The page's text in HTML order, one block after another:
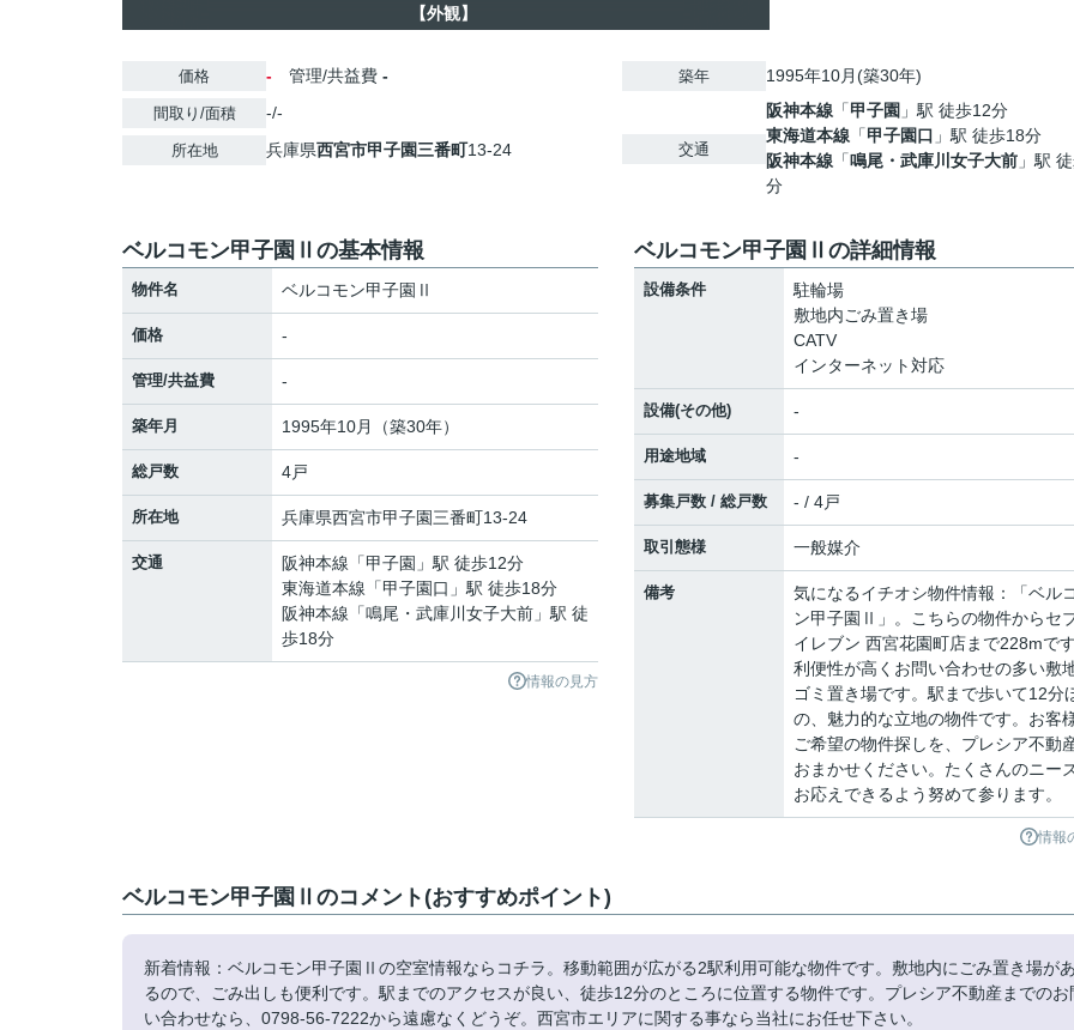
【外観】
価格 - 管理/共益費 -
間取り/面積 -/-
所在地 兵庫県西宮市甲子園三番町13-24
築年 1995年10月(築30年)
交通
阪神本線 「甲子園 」駅 徒歩12分
東海道本線 「甲子園口 」駅 徒歩18分
阪神本線 「鳴尾・武庫川女子大前 」駅
分
ベルコモン甲子園Ⅱの基本情報
物件名 ベルコモン甲子園Ⅱ
価格 -
管理/共益費 -
築年月 1995年10月（築30年）
総戸数 4戸
所在地 兵庫県西宮市甲子園三番町13-24
交通 阪神本線 「甲子園 」駅 徒歩12分
東海道本線 「甲子園口 」駅 徒歩18分
阪神本線 「鳴尾・武庫川女子大前 」駅 徒
歩18分
情報の見方
ベルコモン甲子園Ⅱの詳細情報
設備条件
駐輪場
敷地内ごみ置き場
CATV
インターネット対応
設備(その他) -
用途地域 -
募集戸数 / 総戸数 - / 4戸
取引態様 一般媒介
備考
気になるイチオシ物件情報：「ベル
ン甲子園Ⅱ」。こちらの物件からセ
イレブン 西宮花園町店まで228mです
利便性が高くお問い合わせの多い敷
ゴミ置き場です。駅まで歩いて12分
の、魅力的な立地の物件です。お客
ご希望の物件探しを、プレシア不動
おまかせください。たくさんのニー
お応えできるよう努めて参ります。
情報
ベルコモン甲子園Ⅱのコメント(おすすめポイント)
新着情報：ベルコモン甲子園Ⅱの空室情報ならコチラ。移動範囲が広がる2駅利用可能な物件です。敷地内にごみ置き場があ
るので、ごみ出しも便利です。駅までのアクセスが良い、徒歩12分のところに位置する物件です。プレシア不動産までのお
い合わせなら、0798-56-7222から遠慮なくどうぞ。西宮市エリアに関する事なら当社にお任せ下さい。